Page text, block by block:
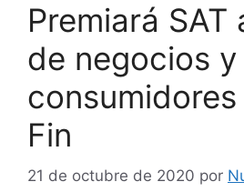
Premiará SAT
de negocios y
consumidores
Fin
21 de octubre de 2020 por